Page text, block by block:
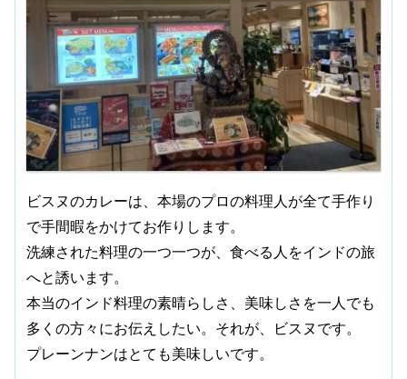
ビスヌのカレーは、本場のプロの料理人が全て手作り
で手間暇をかけてお作りします。
洗練された料理の一つ一つが、食べる人をインドの旅
へと誘います。
本当のインド料理の素晴らしさ、美味しさを一人でも
多くの方々にお伝えしたい。それが、ビスヌです。
プレーンナンはとても美味しいです。